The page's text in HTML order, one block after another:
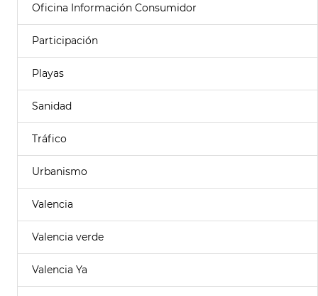
Oficina Información Consumidor
Participación
Playas
Sanidad
Tráfico
Urbanismo
Valencia
Valencia verde
Valencia Ya